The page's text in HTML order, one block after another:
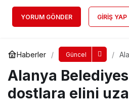
YORUM GÖNDER GIRIŞ YAP
Haberler Güncel
Alanya
dostlara elini